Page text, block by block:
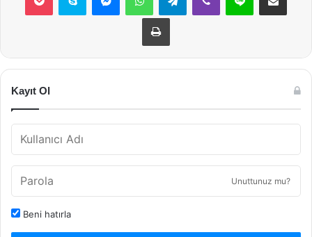
Yazdır
Kayıt Ol
Unuttunuz mu?
Beni hatırla